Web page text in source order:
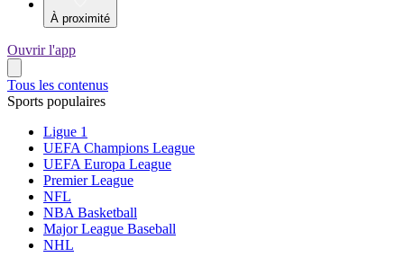
À proximité
Ouvrir l'app
Tous les contenus
Sports populaires
Ligue 1
UEFA Champions League
UEFA Europa League
Premier League
NFL
NBA Basketball
Major League Baseball
NHL